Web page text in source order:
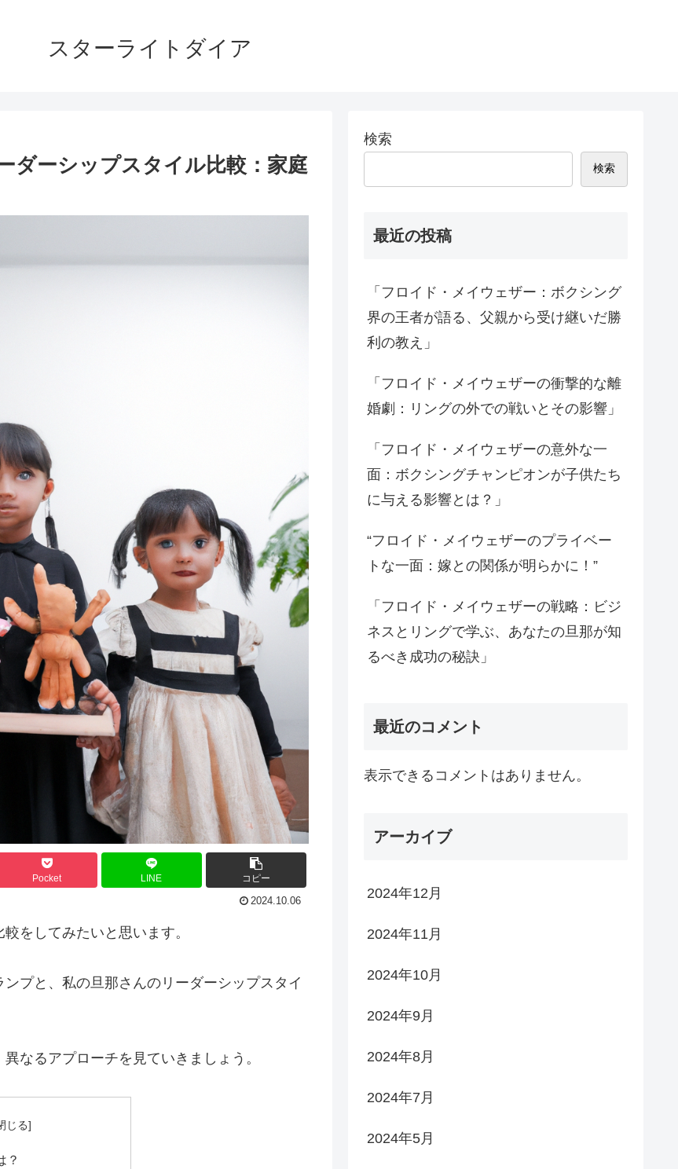
スターライトダイア
ダーシップスタイル比較：家庭
Pocket LINE コピー
2024.10.06
をしてみたいと思います。
プと、私の旦那さんのリーダーシップスタイ
なるアプローチを見ていきましょう。
？
検索
検索
最近の投稿
「フロイド・メイウェザー：ボクシング
界の王者が語る、父親から受け継いだ勝
利の教え」
「フロイド・メイウェザーの衝撃的な離
婚劇：リングの外での戦いとその影響」
「フロイド・メイウェザーの意外な一
面：ボクシングチャンピオンが子供たち
に与える影響とは？」
“フロイド・メイウェザーのプライベー
トな一面：嫁との関係が明らかに！”
「フロイド・メイウェザーの戦略：ビジ
ネスとリングで学ぶ、あなたの旦那が知
るべき成功の秘訣」
最近のコメント
表示できるコメントはありません。
アーカイブ
2024年12月
2024年11月
2024年10月
2024年9月
2024年8月
2024年7月
2024年5月